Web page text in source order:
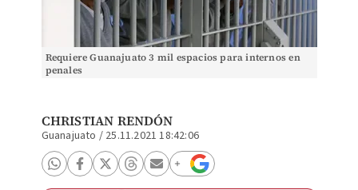
Requiere Guanajuato 3 mil espacios para internos en
penales
CHRISTIAN RENDÓN
Guanajuato / 25.11.2021 18:42:06